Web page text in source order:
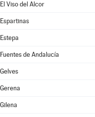
El Viso del Alcor
Espartinas
Estepa
Fuentes de Andalucía
Gelves
Gerena
Gilena